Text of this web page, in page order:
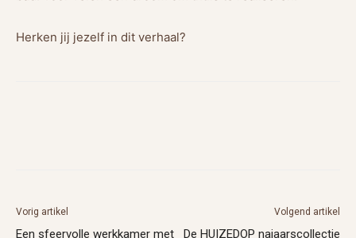
Herken jij jezelf in dit verhaal?
Vorig artikel
Een sfeervolle werkkamer met
Volgend artikel
De HUIZEDOP najaarscollectie